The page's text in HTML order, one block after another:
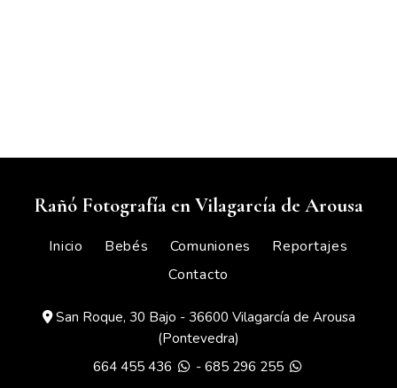
Rañó Fotografía en Vilagarcía de Arousa
Inicio Bebés Comuniones
Reportajes
Contacto
San Roque, 30 Bajo - 36600 Vilagarcía de Arousa
(Pontevedra)
664 455 436
- 685 296 255